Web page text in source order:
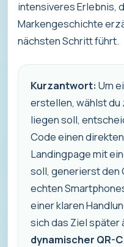
intensiveres Erlebnis,
Markengeschichte
nächsten Schritt führt.
Kurzantwort: Um
erstellen, wählst du
liegen soll,
Code einen
Landingpage mit
soll, generierst den
echten
einer klaren
sich das Ziel später
dynamischer QR-